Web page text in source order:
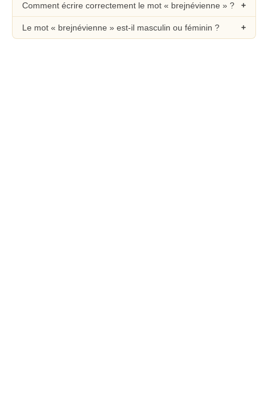
Comment écrire correctement le mot « brejnévienne » ?
Le mot « brejnévienne » est-il masculin ou féminin ?